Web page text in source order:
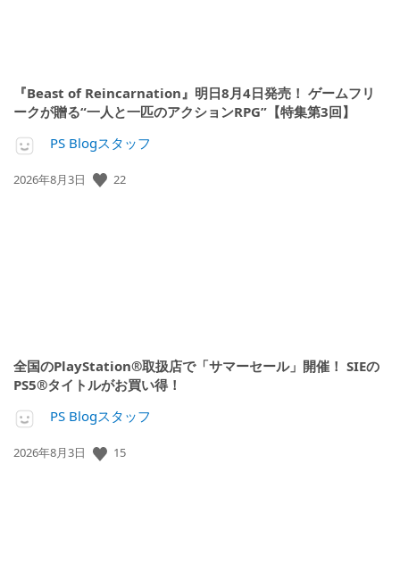
『Beast of Reincarnation』明日8月4日発売！ ゲームフリ
ークが贈る“一人と一匹のアクションRPG”【特集第3回】
PS Blogスタッフ
公
2026年8月3日 22
全国のPlayStation®取扱店で「サマーセール」開催！ SIEの
PS5®タイトルがお買い得！
PS Blogスタッフ
公
2026年8月3日 15